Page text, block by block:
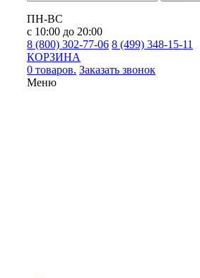
ПН-ВС
с 10:00 до 20:00
8 (800) 302-77-06 8 (499) 348-15-11
КОРЗИНА
0 товаров. Заказать звонок
Меню